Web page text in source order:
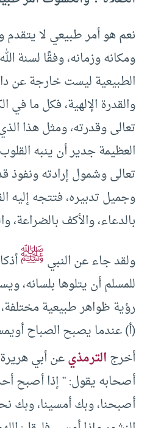
نعم هو أمر طبيعي لا يتقدم
ومكانه وزمانه، وفقًا لسنة
الطبيعية ليست خارجة عن
والقدرة الإلهية، فكل ما
تعالى وقدرته، ومثل هذا
العظيمة جدير أن ينبه
تعالى وشمول إرادته ونفوذ
وجميل تدبيره، فتتجه إليه
بالدعاء، والأكف بالضراعة،
ولقد جاء عن النبيﷺ
للمسلم أن يتلوها بلسانه،
رؤية ظواهر طبيعية مختلفة،
(أ) عندما يصبح الصباح
أخرجالترمذيعن أبي
أصحابه يقول: ” إذا أصبح
أصبحنا، وبك أمسينا، وبك